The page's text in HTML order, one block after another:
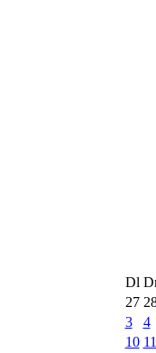
Dl
27
3
4
10 11